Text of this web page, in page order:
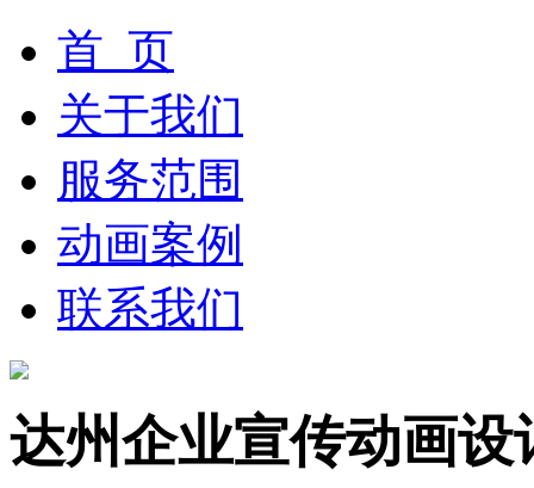
首 页
关于我们
服务范围
动画案例
联系我们
达州企业宣传动画设